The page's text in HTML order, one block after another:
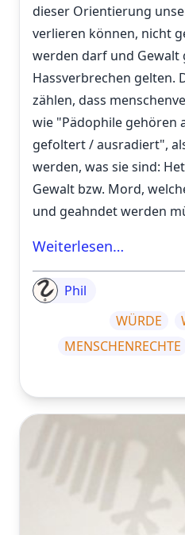
dieser Orientierung
verlieren können, nicht
werden darf und Gewalt
Hassverbrechen gelten.
zählen, dass
wie "Pädophile gehören
gefoltert / ausradiert",
werden, was sie sind:
Gewalt bzw. Mord,
und geahndet werden
Weiterlesen…
Phil
WÜRDE
MENSCHENRECHTE